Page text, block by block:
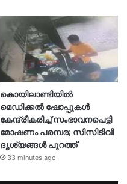
കൊയിലാണ്ടിയിൽ
മെഡിക്കൽ ഷോപ്പുകൾ
കേന്ദ്രീകരിച്ച് സംഭാവനപെട്ടി
മോഷണം പരമ്പര; സിസിടിവി
ദൃശ്യങ്ങൾ പുറത്ത്
33 minutes ago